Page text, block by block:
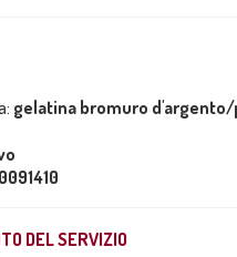
gelatina bromuro
DEL SERVIZIO